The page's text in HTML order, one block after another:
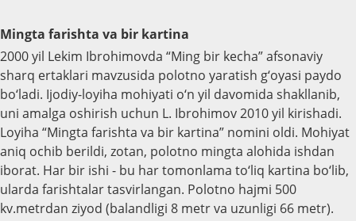
Mingta farishta va bir kartina
2000 yil Lekim Ibrohimovda “Ming bir kecha” afsonaviy
sharq ertaklari mavzusida polotno yaratish g‘oyasi paydo
bo‘ladi. Ijodiy-loyiha mohiyati o‘n yil davomida shakllanib,
uni amalga oshirish uchun L. Ibrohimov 2010 yil kirishadi.
Loyiha “Mingta farishta va bir kartina” nomini oldi. Mohiyat
aniq ochib berildi, zotan, polotno mingta alohida ishdan
iborat. Har bir ishi - bu har tomonlama to‘liq kartina bo‘lib,
ularda farishtalar tasvirlangan. Polotno hajmi 500
kv.metrdan ziyod (balandligi 8 metr va uzunligi 66 metr).